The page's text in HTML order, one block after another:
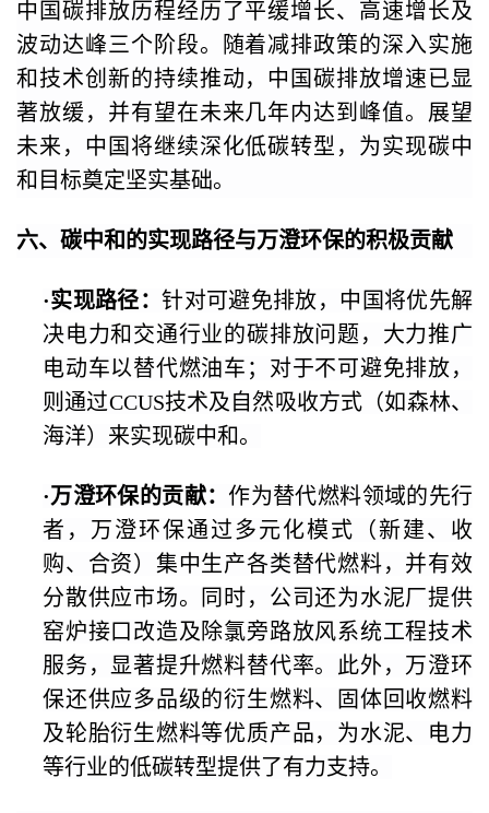
中国碳排放历程经历了平缓增长、高速增长及
波动达峰三个阶段。随着减排政策的深入实施
和技术创新的持续推动，中国碳排放增速已显
著放缓，并有望在未来几年内达到峰值。展望
未来，中国将继续深化低碳转型，为实现碳中
和目标奠定坚实基础。
六、碳中和的实现路径与万澄环保的积极贡献
·实现路径：针对可避免排放，中国将优先解
决电力和交通行业的碳排放问题，大力推广
电动车以替代燃油车；对于不可避免排放，
则通过CCUS技术及自然吸收方式（如森林、
海洋）来实现碳中和。
·万澄环保的贡献： 作为替代燃料领域的先行
者，万澄环保通过多元化模式（新建、收
购、合资）集中生产各类替代燃料，并有效
分散供应市场。同时，公司还为水泥厂提供
窑炉接口改造及除氯旁路放风系统工程技术
服务，显著提升燃料替代率。此外，万澄环
保还供应多品级的衍生燃料、固体回收燃料
及轮胎衍生燃料等优质产品，为水泥、电力
等行业的低碳转型提供了有力支持。